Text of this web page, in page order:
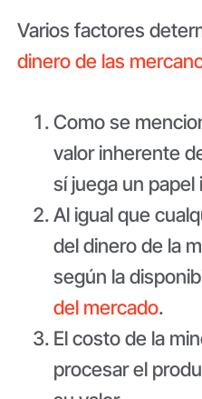
Varios factores
dinero de las
Como se
valor inherente
sí juega un
Al igual que
del dinero de la
según la
del mercado.
El costo de la
procesar el